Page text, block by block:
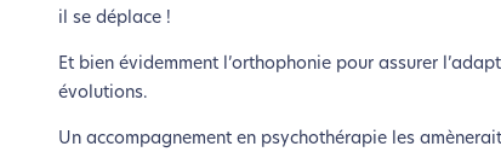
il se déplace !
Et bien évidemment l’orthophonie pour assurer
évolutions.
Un accompagnement en psychothérapie les